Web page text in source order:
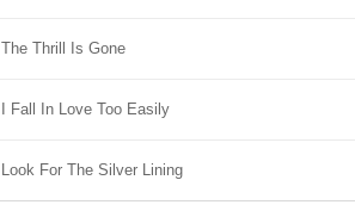
The Thrill Is Gone
I Fall In Love Too Easily
Look For The Silver Lining